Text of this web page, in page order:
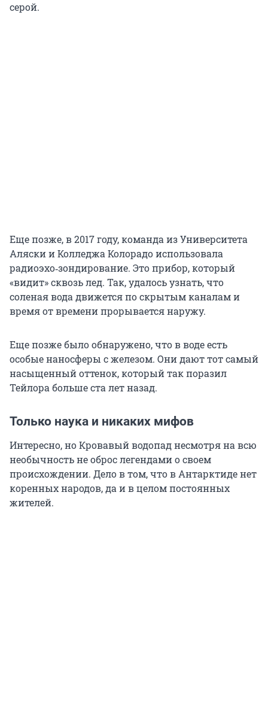
серой.
Еще позже, в 2017 году, команда из Университета
Аляски и Колледжа Колорадо использовала
радиоэхо‑зондирование. Это прибор, который
«видит» сквозь лед. Так, удалось узнать, что
соленая вода движется по скрытым каналам и
время от времени прорывается наружу.
Еще позже было обнаружено, что в воде есть
особые наносферы с железом. Они дают тот самый
насыщенный оттенок, который так поразил
Тейлора больше ста лет назад.
Только наука и никаких мифов
Интересно, но Кровавый водопад несмотря на всю
необычность не оброс легендами о своем
происхождении. Дело в том, что в Антарктиде нет
коренных народов, да и в целом постоянных
жителей.